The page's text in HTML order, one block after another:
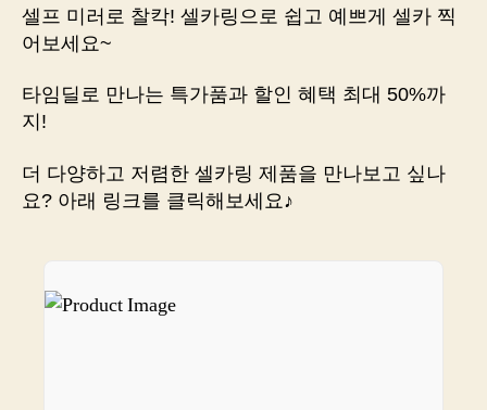
로
간
편
판
셀프 미러로 찰칵! 셀카링으로 쉽고 예쁘게 셀카 찍
어보세요~
타임딜로 만나는 특가품과 할인 혜택 최대 50%까
지!
더 다양하고 저렴한 셀카링 제품을 만나보고 싶나
요? 아래 링크를 클릭해보세요♪